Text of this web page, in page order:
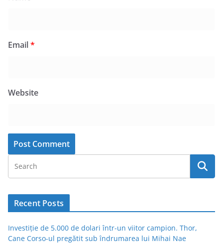
Email*
Website
Recent Posts
Investiție de 5.000 de dolari într-un viitor campion. Thor,
Cane Corso-ul pregătit sub îndrumarea lui Mihai Nae